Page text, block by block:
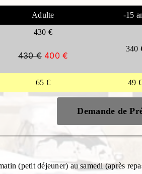
Adulte -15
430 €
430 € 400 €
340
65 € 49 €
Demande de
(petit déjeuner) au samedi (après